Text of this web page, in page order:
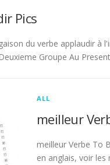
Pics
du verbe applaudir à
Groupe Au
ALL
meilleur
meilleur Verbe To
en anglais, voir